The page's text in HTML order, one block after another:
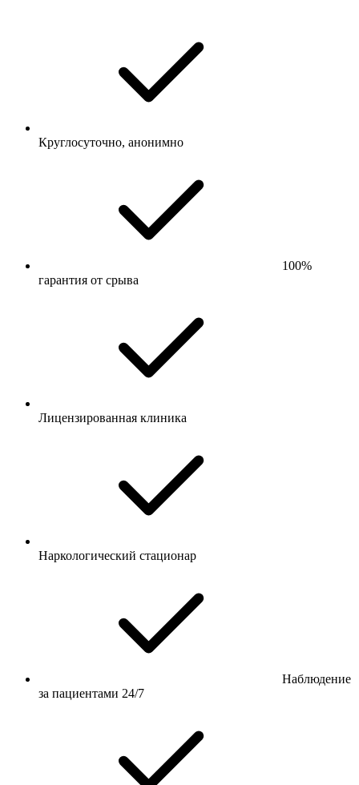
Круглосуточно, анонимно
100%
гарантия от срыва
Лицензированная клиника
Наркологический стационар
Наблюдение
за пациентами 24/7